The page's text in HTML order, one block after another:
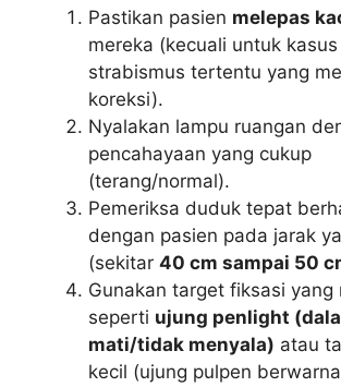
Pastikan pasien melepas
mereka (kecuali untuk
strabismus tertentu yang
koreksi).
Nyalakan lampu ruangan
pencahayaan yang cukup
(terang/normal).
Pemeriksa duduk tepat
dengan pasien pada jarak
(sekitar 40 cm sampai 50
Gunakan target fiksasi yang
seperti ujung penlight
mati/tidak menyala) atau
kecil (ujung pulpen